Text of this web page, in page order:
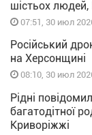
шістьох
07:51, 30 июл
Російський
на Херсонщині
08:10, 30 июл
Рідні
багатодітної
Криворіжжі